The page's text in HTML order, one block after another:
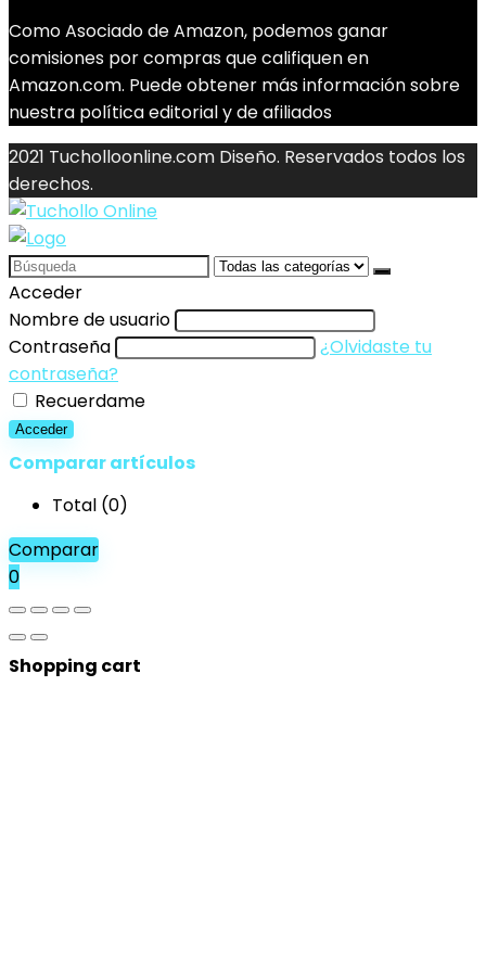
Como Asociado de Amazon, podemos ganar
comisiones por compras que califiquen en
Amazon.com. Puede obtener más información sobre
nuestra política editorial y de afiliados
2021 Tucholloonline.com Diseño. Reservados todos los
derechos.
Search
for:
Acceder
Nombre de usuario
Contraseña
¿Olvidaste tu
contraseña?
Recuerdame
Acceder
Comparar artículos
Total (0)
Comparar
0
Shopping cart